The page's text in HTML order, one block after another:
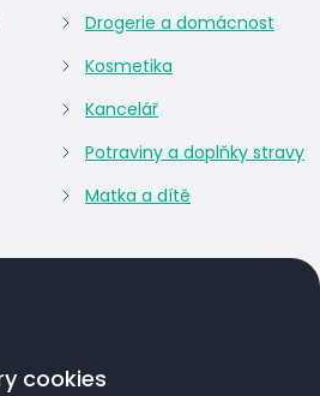
cookies
Drogerie a domácnost
Kosmetika
Kancelář
Potraviny a doplňky stravy
Matka a dítě